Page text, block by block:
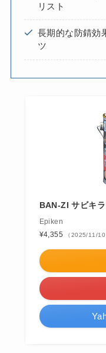
リスト
長期的な防錆効
ツ
BAN-ZI サビキ
Epiken
¥4,355
（2025/11/